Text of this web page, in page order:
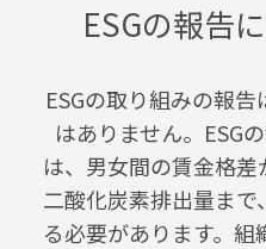
ESGの報告
ESGの取り組みの報
はありません。ESG
は、男女間の賃金格
二酸化炭素排出量ま
る必要があります。